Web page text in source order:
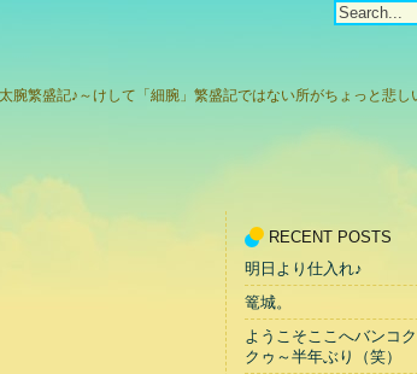
腕繁盛記♪～けして「細腕」繁盛記ではない所がちょっと悲し
RECENT POSTS
明日より仕入れ♪
篭城。
ようこそここへバンコ
クゥ～半年ぶり（笑）